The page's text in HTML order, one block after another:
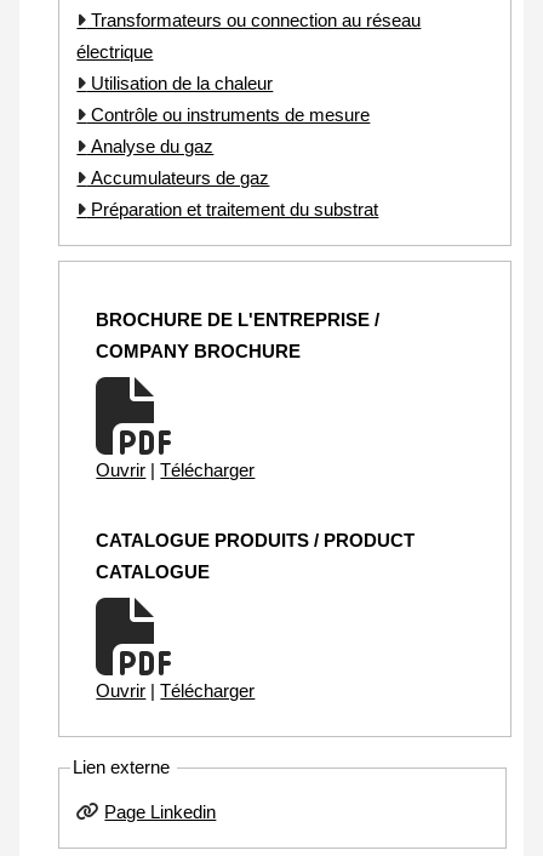
Transformateurs ou connection au réseau
électrique
Utilisation de la chaleur
Contrôle ou instruments de mesure
Analyse du gaz
Accumulateurs de gaz
Préparation et traitement du substrat
BROCHURE DE L'ENTREPRISE /
COMPANY BROCHURE
Ouvrir | Télécharger
CATALOGUE PRODUITS / PRODUCT
CATALOGUE
Ouvrir | Télécharger
Lien externe
Page Linkedin